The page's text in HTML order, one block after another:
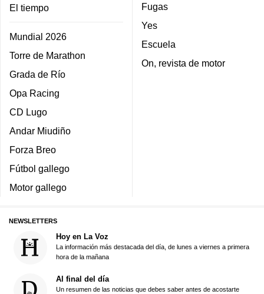
El tiempo
Mundial 2026
Torre de Marathon
Grada de Río
Opa Racing
CD Lugo
Andar Miudiño
Forza Breo
Fútbol gallego
Motor gallego
Fugas
Yes
Escuela
On, revista de motor
NEWSLETTERS
Hoy en La Voz
La información más destacada del día, de lunes a viernes a primera
hora de la mañana
Al final del día
Un resumen de las noticias que debes saber antes de acostarte